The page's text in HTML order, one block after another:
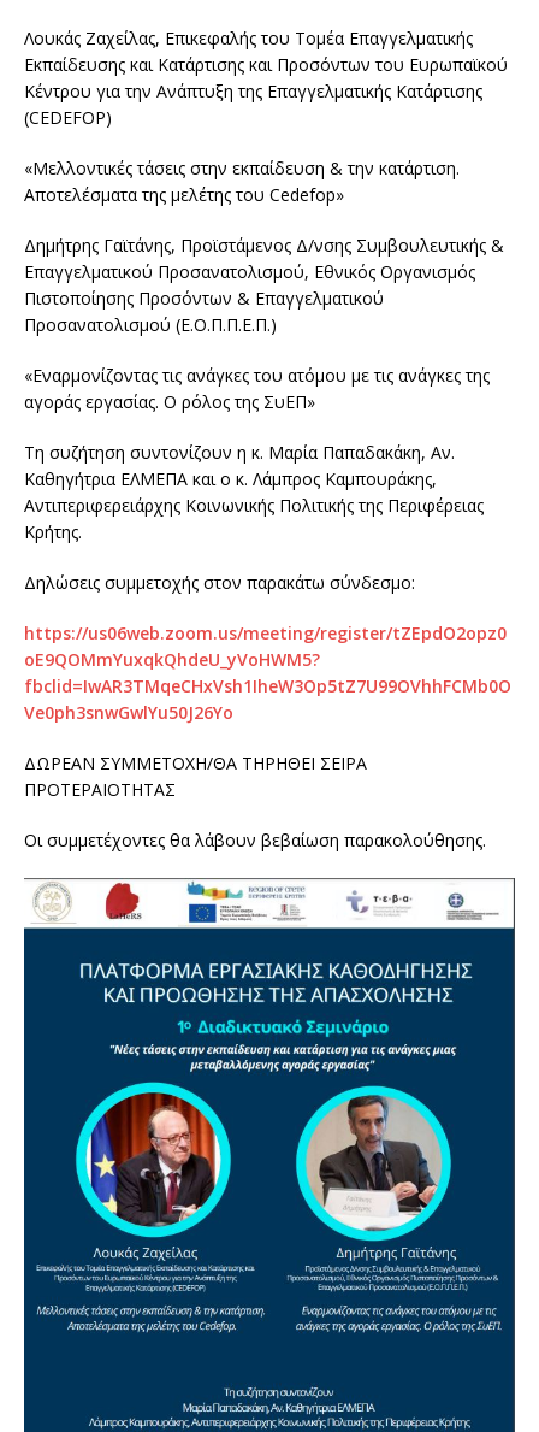
Λουκάς Ζαχείλας, Επικεφαλής του Τομέα Επαγγελματικής
Εκπαίδευσης και Κατάρτισης και Προσόντων του Ευρωπαϊκού
Κέντρου για την Ανάπτυξη της Επαγγελματικής Κατάρτισης
(CEDEFOP)
«Μελλοντικές τάσεις στην εκπαίδευση & την κατάρτιση.
Αποτελέσματα της μελέτης του Cedefop»
Δημήτρης Γαϊτάνης, Προϊστάμενος Δ/νσης Συμβουλευτικής &
Επαγγελματικού Προσανατολισμού, Εθνικός Οργανισμός
Πιστοποίησης Προσόντων & Επαγγελματικού
Προσανατολισμού ‎(Ε.Ο.Π.Π.Ε.Π.)
«Εναρμονίζοντας τις ανάγκες του ατόμου με τις ανάγκες της
αγοράς εργασίας. Ο ρόλος της ΣυΕΠ»
Τη συζήτηση συντονίζουν η κ. Μαρία Παπαδακάκη, Αν.
Καθηγήτρια ΕΛΜΕΠΑ και ο κ. Λάμπρος Καμπουράκης,
Αντιπεριφερειάρχης Κοινωνικής Πολιτικής της Περιφέρειας
Κρήτης.
Δηλώσεις συμμετοχής στον παρακάτω σύνδεσμο:
https://us06web.zoom.us/meeting/register/tZEpdO2opz0
oE9QOMmYuxqkQhdeU_yVoHWM5?
fbclid=IwAR3TMqeCHxVsh1IheW3Op5tZ7U99OVhhFCMb0O
Ve0ph3snwGwlYu50J26Yo
ΔΩΡΕΑΝ ΣΥΜΜΕΤΟΧΗ/ΘΑ ΤΗΡΗΘΕΙ ΣΕΙΡΑ
ΠΡΟΤΕΡΑΙΟΤΗΤΑΣ
Οι συμμετέχοντες θα λάβουν βεβαίωση παρακολούθησης.